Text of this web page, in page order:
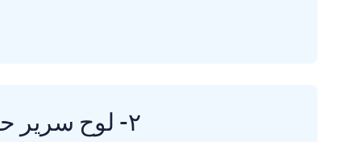
٢- لوح سرير حديدي فاخر وميزات أمان